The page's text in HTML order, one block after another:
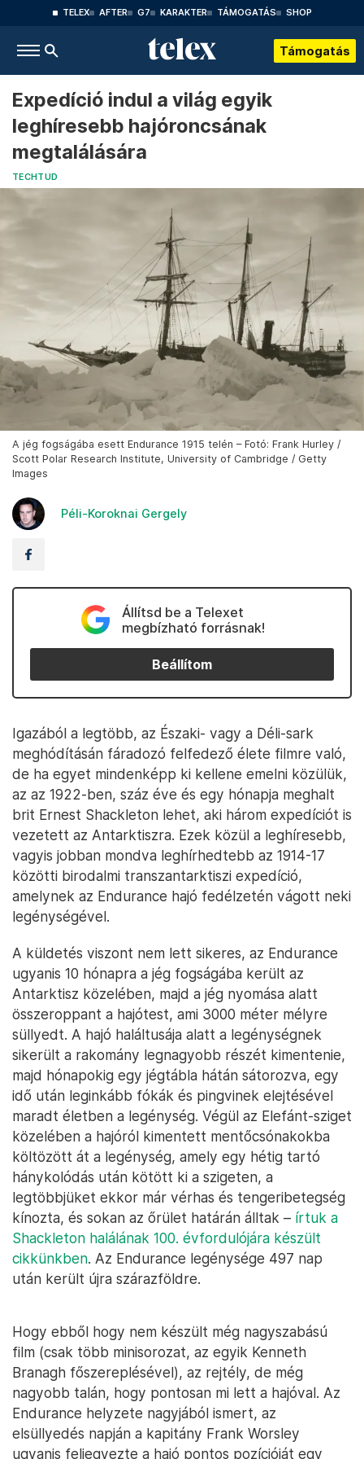
TELEX AFTER G7 KARAKTER TÁMOGATÁS SHOP
Támogatás
Expedíció indul a világ egyik
leghíresebb hajóroncsának
megtalálására
TECHTUD
A jég fogságába esett Endurance 1915 telén – Fotó: Frank Hurley /
Scott Polar Research Institute, University of Cambridge / Getty
Images
Péli-Koroknai Gergely
Állítsd be a Telexet
megbízható forrásnak!
Beállítom
Igazából a legtöbb, az Északi- vagy a Déli-sark
meghódításán fáradozó felfedező élete filmre való,
de ha egyet mindenképp ki kellene emelni közülük,
az az 1922-ben, száz éve és egy hónapja meghalt
brit Ernest Shackleton lehet, aki három expedíciót is
vezetett az Antarktiszra. Ezek közül a leghíresebb,
vagyis jobban mondva leghírhedtebb az 1914-17
közötti birodalmi transzantarktiszi expedíció,
amelynek az Endurance hajó fedélzetén vágott neki
legénységével.
A küldetés viszont nem lett sikeres, az Endurance
ugyanis 10 hónapra a jég fogságába került az
Antarktisz közelében, majd a jég nyomása alatt
összeroppant a hajótest, ami 3000 méter mélyre
süllyedt. A hajó haláltusája alatt a legénységnek
sikerült a rakomány legnagyobb részét kimentenie,
majd hónapokig egy jégtábla hátán sátorozva, egy
idő után leginkább fókák és pingvinek elejtésével
maradt életben a legénység. Végül az Elefánt-sziget
közelében a hajóról kimentett mentőcsónakokba
költözött át a legénység, amely egy hétig tartó
hánykolódás után kötött ki a szigeten, a
legtöbbjüket ekkor már vérhas és tengeribetegség
kínozta, és sokan az őrület határán álltak – írtuk a
Shackleton halálának 100. évfordulójára készült
cikkünkben. Az Endurance legénysége 497 nap
után került újra szárazföldre.
Hogy ebből hogy nem készült még nagyszabású
film (csak több minisorozat, az egyik Kenneth
Branagh főszereplésével), az rejtély, de még
nagyobb talán, hogy pontosan mi lett a hajóval. Az
Endurance helyzete nagyjából ismert, az
elsüllyedés napján a kapitány Frank Worsley
ugyanis feljegyezte a hajó pontos pozícióját egy